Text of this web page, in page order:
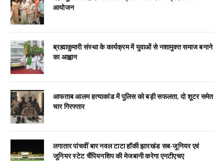
आयोजन
ब्रह्माकुमारी संस्था के कार्यक्रम में युवाओं से नशामुक्त समाज बनाने
का आह्वान
आफताब आलम हत्याकांड में पुलिस को बड़ी सफलता, दो शूटर समेत
चार गिरफ्तार
लगातार पांचवीं बार नवल टाटा हॉकी झारखंड सब-जूनियर एवं
जूनियर स्टेट चैंपियनशिप की मेजबानी करेगा एनटीएचए